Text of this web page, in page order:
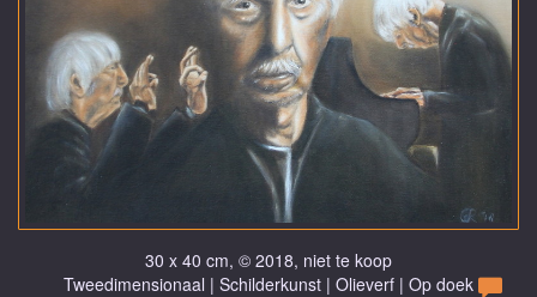
30 x 40 cm, © 2018, niet te koop
Tweedimensionaal | Schilderkunst | Olieverf | Op doek